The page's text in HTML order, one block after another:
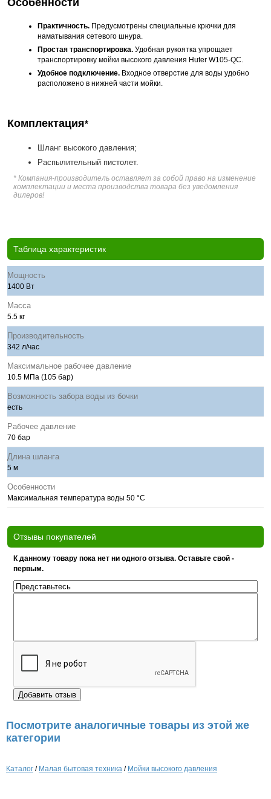
Особенности
Практичность. Предусмотрены специальные крючки для
наматывания сетевого шнура.
Простая транспортировка. Удобная рукоятка упрощает
транспортировку мойки высокого давления Huter W105-QC.
Удобное подключение. Входное отверстие для воды удобно
расположено в нижней части мойки.
Комплектация*
Шланг высокого давления;
Распылительный пистолет.
* Компания-производитель оставляет за собой право на изменение
комплектации и места производства товара без уведомления
дилеров!
Таблица характеристик
Мощность
1400 Вт
Масса
5.5 кг
Производительность
342 л/час
Максимальное рабочее давление
10.5 МПа (105 бар)
Возможность забора воды из бочки
есть
Рабочее давление
70 бар
Длина шланга
5 м
Особенности
Максимальная температура воды 50 °С
Отзывы покупателей
К данному товару пока нет ни одного отзыва. Оставьте свой -
первым.
Посмотрите аналогичные товары из этой же
категории
Каталог / Малая бытовая техника / Мойки высокого давления